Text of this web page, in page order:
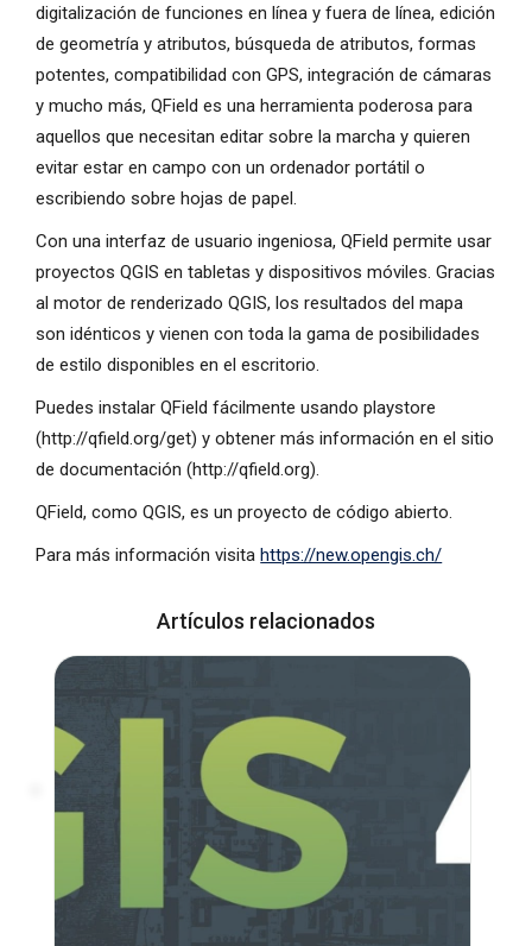
digitalización de funciones en línea y fuera de línea, edición
de geometría y atributos, búsqueda de atributos, formas
potentes, compatibilidad con GPS, integración de cámaras
y mucho más, QField es una herramienta poderosa para
aquellos que necesitan editar sobre la marcha y quieren
evitar estar en campo con un ordenador portátil o
escribiendo sobre hojas de papel.
Con una interfaz de usuario ingeniosa, QField permite usar
proyectos QGIS en tabletas y dispositivos móviles. Gracias
al motor de renderizado QGIS, los resultados del mapa
son idénticos y vienen con toda la gama de posibilidades
de estilo disponibles en el escritorio.
Puedes instalar QField fácilmente usando playstore
(http://qfield.org/get) y obtener más información en el sitio
de documentación (http://qfield.org).
QField, como QGIS, es un proyecto de código abierto.
Para más información visitahttps://new.opengis.ch/
Artículos relacionados